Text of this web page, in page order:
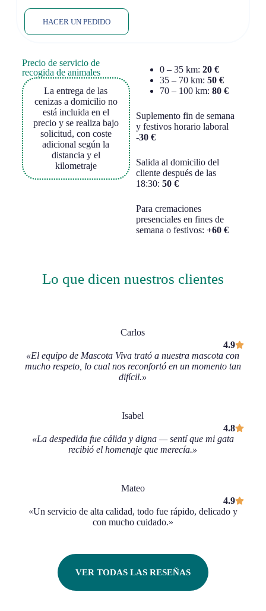
HACER UN PEDIDO
Precio de servicio de
recogida de animales
La entrega de las
cenizas a domicilio no
está incluida en el
precio y se realiza bajo
solicitud, con coste
adicional según la
distancia y el
kilometraje
0 – 35 km: 20 €
35 – 70 km: 50 €
70 – 100 km: 80 €
Suplemento fin de semana
y festivos horario laboral
-30 €
Salida al domicilio del
cliente después de las
18:30: 50 €
Para cremaciones
presenciales en fines de
semana o festivos: +60 €
Lo que dicen nuestros clientes
Carlos
4.9
«El equipo de Mascota Viva trató a nuestra mascota con
mucho respeto, lo cual nos reconfortó en un momento tan
difícil.»
Isabel
4.8
«La despedida fue cálida y digna — sentí que mi gata
recibió el homenaje que merecía.»
Mateo
4.9
«Un servicio de alta calidad, todo fue rápido, delicado y
con mucho cuidado.»
VER TODAS LAS RESEÑAS